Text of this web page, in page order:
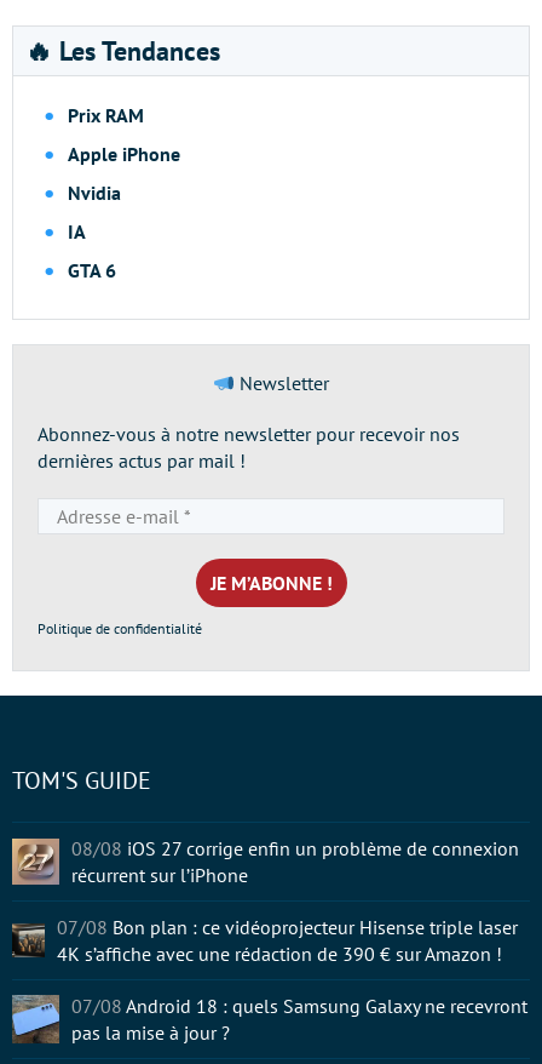
🔥 Les Tendances
Prix RAM
Apple iPhone
Nvidia
IA
GTA 6
Newsletter
Abonnez-vous à notre newsletter pour recevoir nos
dernières actus par mail !
e-
mail
*
Politique de confidentialité
TOM'S GUIDE
08/08 iOS 27 corrige enfin un problème de connexion
récurrent sur l’iPhone
07/08 Bon plan : ce vidéoprojecteur Hisense triple laser
4K s’affiche avec une rédaction de 390 € sur Amazon !
07/08 Android 18 : quels Samsung Galaxy ne recevront
pas la mise à jour ?